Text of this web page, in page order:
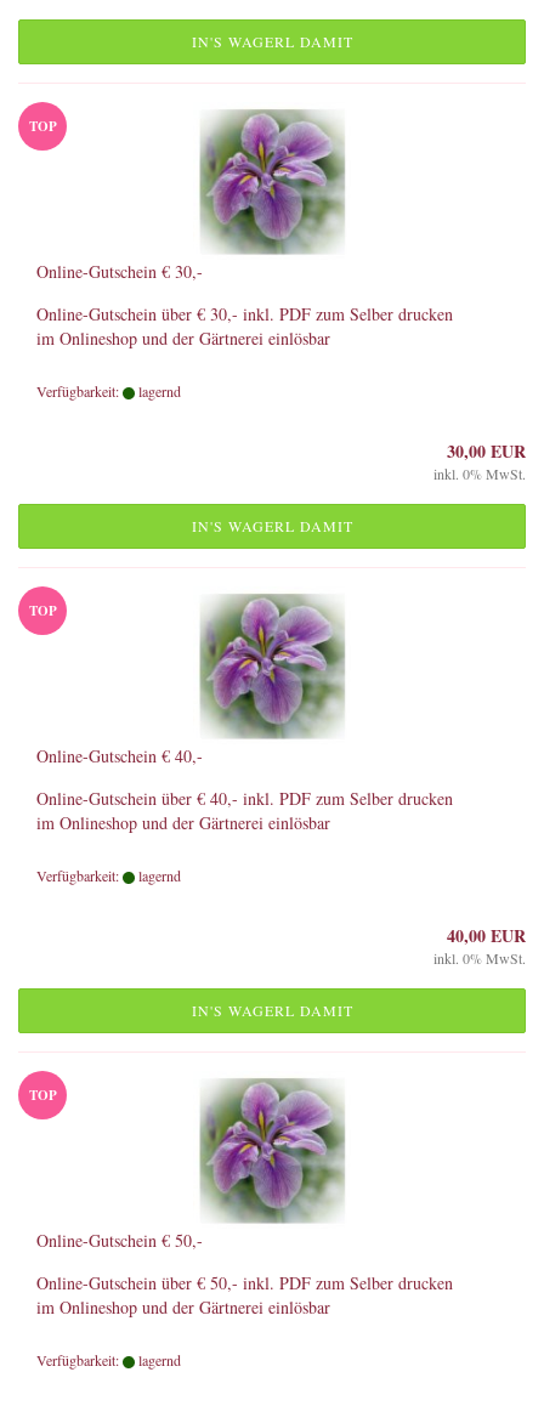
IN'S WAGERL DAMIT
TOP
Online-Gutschein € 30,-
Online-Gutschein über € 30,- inkl. PDF zum Selber drucken
im Onlineshop und der Gärtnerei einlösbar
Verfügbarkeit: lagernd
30,00 EUR
inkl. 0% MwSt.
IN'S WAGERL DAMIT
TOP
Online-Gutschein € 40,-
Online-Gutschein über € 40,- inkl. PDF zum Selber drucken
im Onlineshop und der Gärtnerei einlösbar
Verfügbarkeit: lagernd
40,00 EUR
inkl. 0% MwSt.
IN'S WAGERL DAMIT
TOP
Online-Gutschein € 50,-
Online-Gutschein über € 50,- inkl. PDF zum Selber drucken
im Onlineshop und der Gärtnerei einlösbar
Verfügbarkeit: lagernd